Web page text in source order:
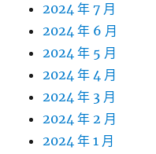
2024 年 7 月
2024 年 6 月
2024 年 5 月
2024 年 4 月
2024 年 3 月
2024 年 2 月
2024 年 1 月